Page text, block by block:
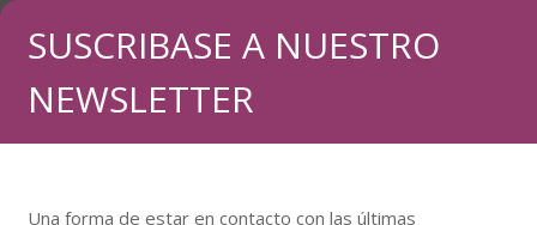
SUSCRIBASE A NUESTRO
NEWSLETTER
Una forma de estar en contacto con las últimas